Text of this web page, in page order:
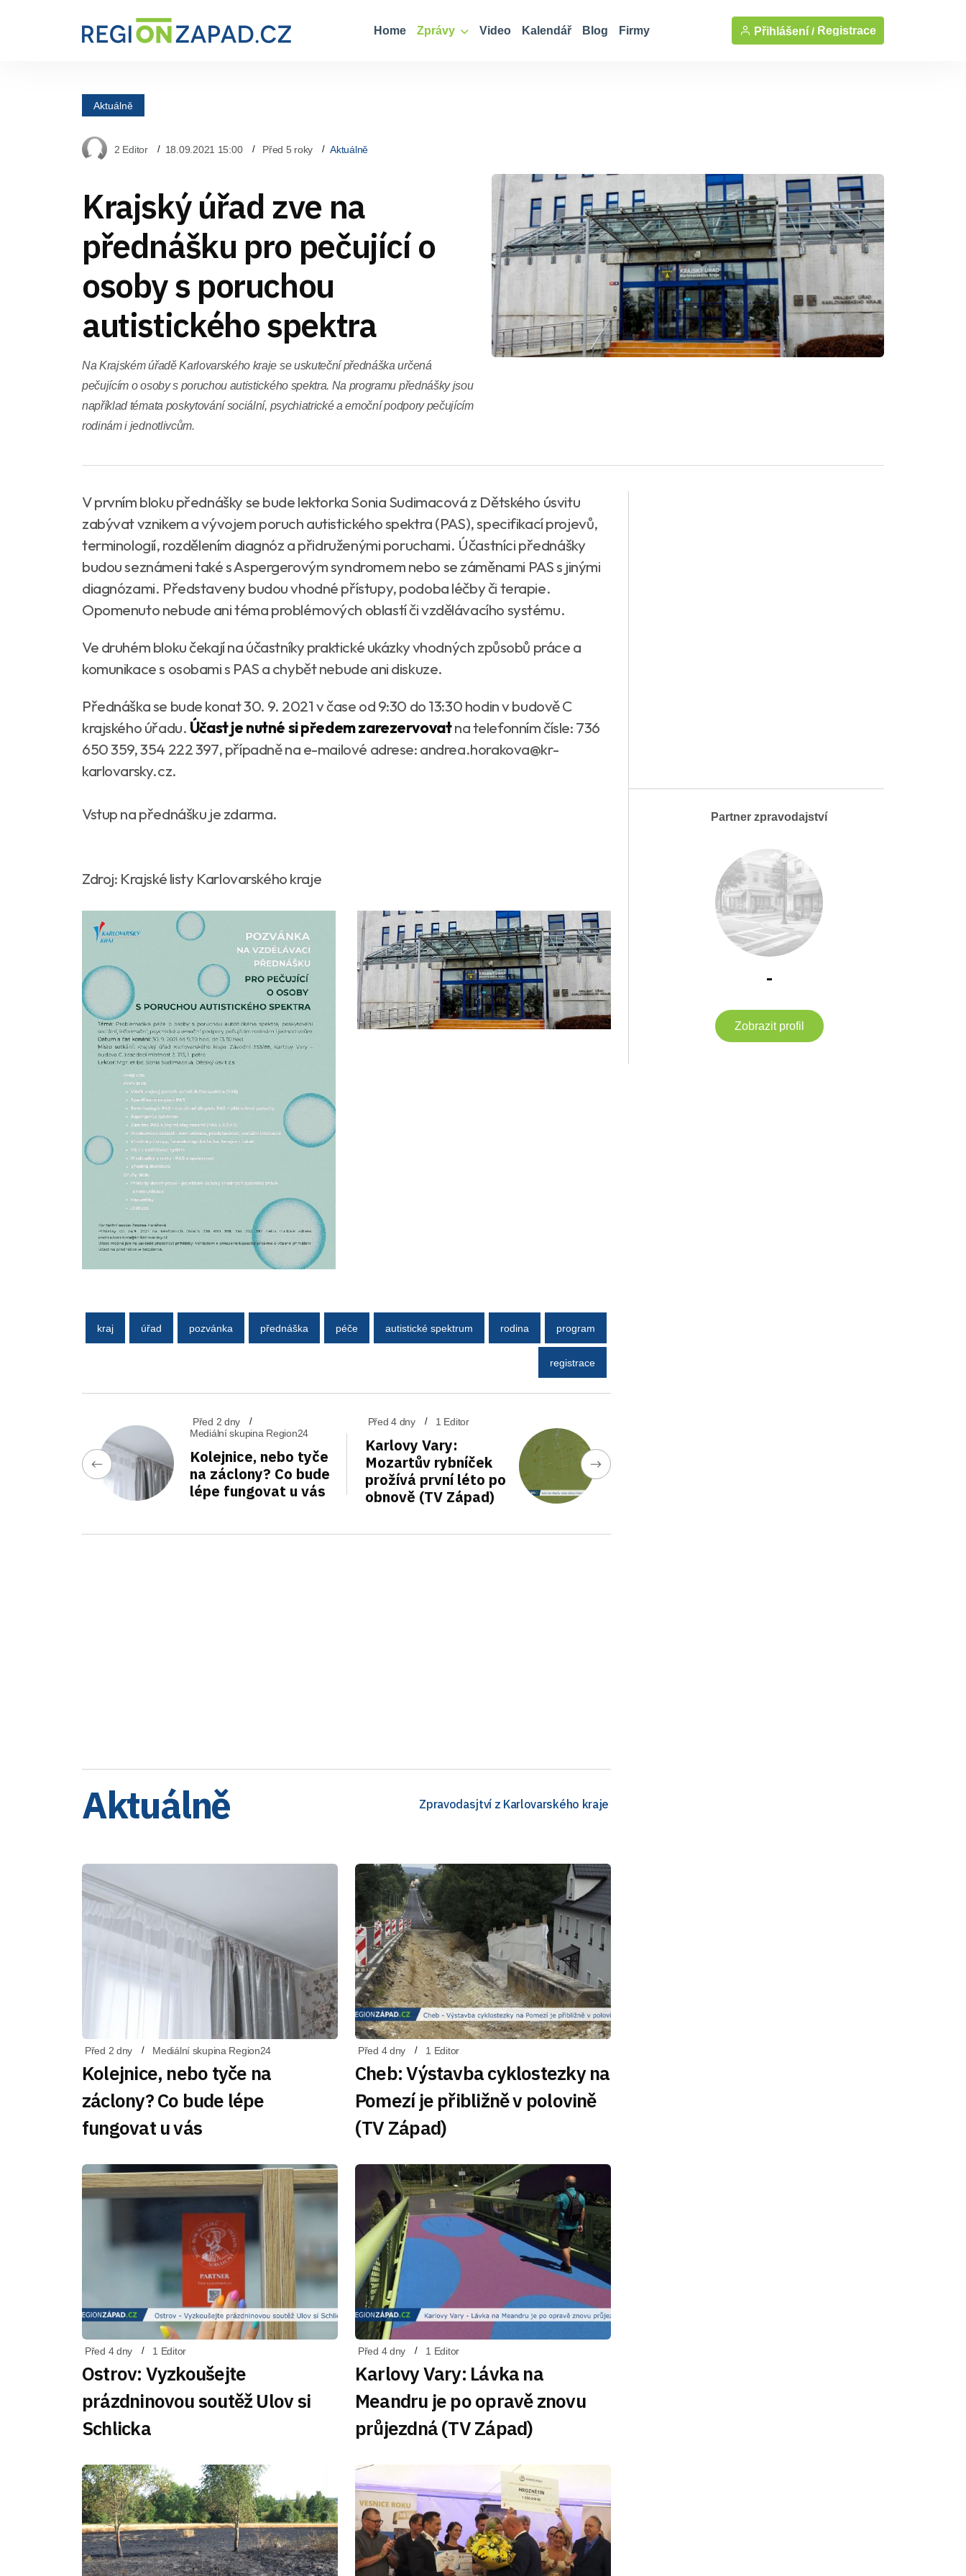
Home Zprávy Video Kalendář Blog Firmy Přihlášení / Registrace
Aktuálně
2 Editor 18.09.2021 15:00 Před 5 roky Aktuálně
Krajský úřad zve na
přednášku pro pečující o
osoby s poruchou
autistického spektra
Na Krajském úřadě Karlovarského kraje se uskuteční přednáška určená
pečujícím o osoby s poruchou autistického spektra. Na programu přednášky jsou
například témata poskytování sociální, psychiatrické a emoční podpory pečujícím
rodinám i jednotlivcům.
V prvním bloku přednášky se bude lektorka Sonia Sudimacová z Dětského úsvitu
zabývat vznikem a vývojem poruch autistického spektra (PAS), specifikací projevů,
terminologií, rozdělením diagnóz a přidruženými poruchami. Účastníci přednášky
budou seznámeni také s Aspergerovým syndromem nebo se záměnami PAS s jinými
diagnózami. Představeny budou vhodné přístupy, podoba léčby či terapie.
Opomenuto nebude ani téma problémových oblastí či vzdělávacího systému.
Ve druhém bloku čekají na účastníky praktické ukázky vhodných způsobů práce a
komunikace s osobami s PAS a chybět nebude ani diskuze.
Přednáška se bude konat 30. 9. 2021 v čase od 9:30 do 13:30 hodin v budově C
krajského úřadu. Účast je nutné si předem zarezervovatna telefonním čísle: 736
650 359, 354 222 397, případně na e-mailové adrese: andrea.horakova@kr-
karlovarsky.cz.
Vstup na přednášku je zdarma.
Zdroj: Krajské listy Karlovarského kraje
kraj úřad pozvánka přednáška péče autistické spektrum rodina program
registrace
Před 2 dny
Mediální skupina Region24
Kolejnice, nebo tyče
na záclony? Co bude
lépe fungovat u vás
Před 4 dny 1 Editor
Karlovy Vary:
Mozartův rybníček
prožívá první léto po
obnově (TV Západ)
Aktuálně Zpravodasjtví z Karlovarského kraje
Před 2 dny Mediální skupina Region24
Kolejnice, nebo tyče na
záclony? Co bude lépe
fungovat u vás
Před 4 dny 1 Editor
Cheb: Výstavba cyklostezky na
Pomezí je přibližně v polovině
(TV Západ)
Před 4 dny 1 Editor
Ostrov: Vyzkoušejte
prázdninovou soutěž Ulov si
Schlicka
Před 4 dny 1 Editor
Karlovy Vary: Lávka na
Meandru je po opravě znovu
průjezdná (TV Západ)
Partner zpravodajství
-
Zobrazit profil